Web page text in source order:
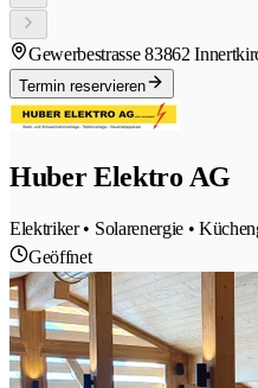
Gewerbestrasse 83862
Termin reservieren
Huber Elektro AG
Elektriker • Solarenergie •
Geöffnet